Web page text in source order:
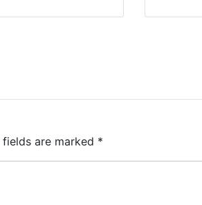
fields are marked *